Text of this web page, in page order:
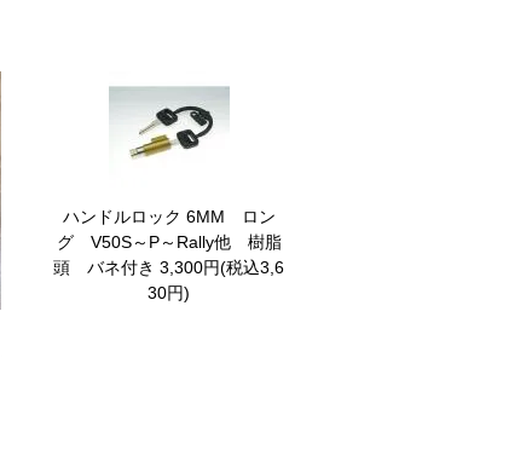
ハンドルロック 6MM ロン
グ V50S～P～Rally他 樹脂
頭 バネ付き 3,300円(税込3,6
30円)